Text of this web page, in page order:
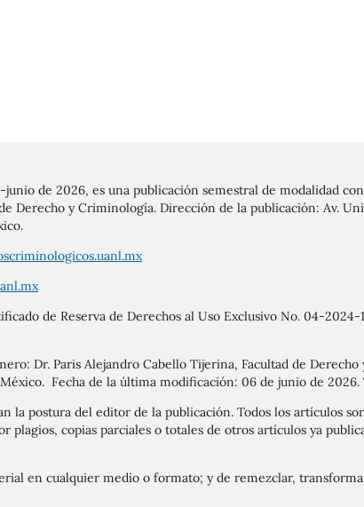
de 2026, es una publicación semestral de modalidad
Derecho y Criminología. Dirección de la publicación: Av.
de Reserva de Derechos al Uso Exclusivo No. 04-2024-
Dr. Paris Alejandro Cabello Tijerina, Facultad de
Fecha de la última modificación: 06 de junio de
la postura del editor de la publicación. Todos los artículos
plagios, copias parciales o totales de otros artículos ya
en cualquier medio o formato; y de remezclar,